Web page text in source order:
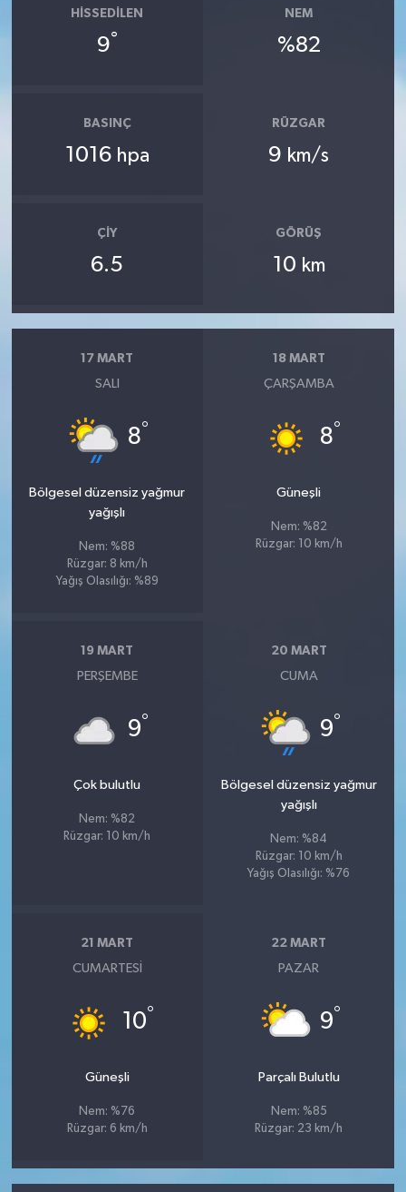
HISSEDILEN
9°
NEM
%82
BASINÇ
1016 hpa
RÜZGAR
9 km/s
ÇIY
6.5
GÖRÜŞ
10 km
17 MART
SALI
8°
Bölgesel düzensiz yağmur
yağışlı
Nem: %88
Rüzgar: 8 km/h
Yağış Olasılığı: %89
18 MART
ÇARŞAMBA
8°
Güneşli
Nem: %82
Rüzgar: 10 km/h
19 MART
PERŞEMBE
9°
Çok bulutlu
Nem: %82
Rüzgar: 10 km/h
20 MART
CUMA
9°
Bölgesel düzensiz yağmur
yağışlı
Nem: %84
Rüzgar: 10 km/h
Yağış Olasılığı: %76
21 MART
CUMARTESI
10°
Güneşli
Nem: %76
Rüzgar: 6 km/h
22 MART
PAZAR
9°
Parçalı Bulutlu
Nem: %85
Rüzgar: 23 km/h